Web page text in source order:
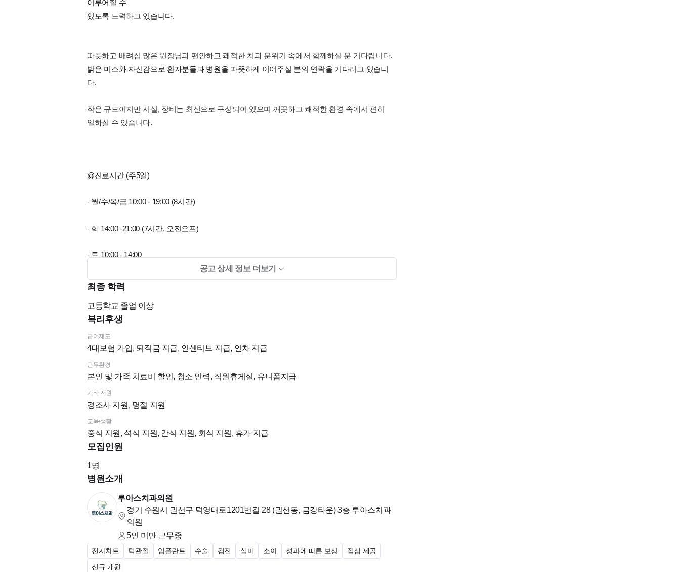
이루어질 수
있도록 노력하고 있습니다.
따뜻하고 배려심 많은 원장님과 편안하고 쾌적한 치과 분위기 속에서 함께하실 분 기다립니다.
밝은 미소와 자신감으로 환자분들과 병원을 따뜻하게 이어주실 분의 연락을 기다리고 있습니
다.
작은 규모이지만 시설, 장비는 최신으로 구성되어 있으며 깨끗하고 쾌적한 환경 속에서 편히
일하실 수 있습니다.
@진료시간 (주5일)
- 월/수/목/금 10:00 - 19:00 (8시간)
- 화 14:00 -21:00 (7시간, 오전오프)
- 토 10:00 - 14:00
- 점심시간 13:00 - 14:00
@ 위치 및 교통편
- 경기도 수원시 권선구 덕영대로 1201번길 28, 3층
@복리후생
유니폼 지원
야간진료 시 오전 오프
일요일, 공휴일 휴진
치료비 할인(직원,가족, 지인 등)
경조사 지원
자유로운 연차 및 주off 사용
매출에 따른 인센 제공
청소이모님 상주
공고 상세 정보 더보기
최종 학력
고등학교 졸업 이상
복리후생
급여제도
4대보험 가입, 퇴직금 지급, 인센티브 지급, 연차 지급
근무환경
본인 및 가족 치료비 할인, 청소 인력, 직원휴게실, 유니폼지급
기타 지원
경조사 지원, 명절 지원
교육/생활
중식 지원, 석식 지원, 간식 지원, 회식 지원, 휴가 지급
모집인원
1명
병원소개
루아스치과의원
경기 수원시 권선구 덕영대로1201번길 28 (권선동, 금강타운) 3층 루아스치과
의원
5인 미만 근무중
전자차트 턱관절 임플란트 수술 검진 심미 소아 성과에 따른 보상
점심 제공
신규 개원